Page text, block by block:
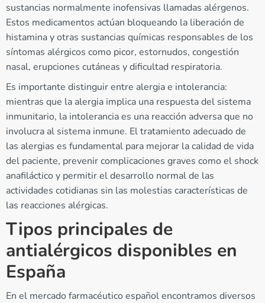
sustancias normalmente inofensivas llamadas alérgenos.
Estos medicamentos actúan bloqueando la liberación de
histamina y otras sustancias químicas responsables de los
síntomas alérgicos como picor, estornudos, congestión
nasal, erupciones cutáneas y dificultad respiratoria.
Es importante distinguir entre alergia e intolerancia:
mientras que la alergia implica una respuesta del sistema
inmunitario, la intolerancia es una reacción adversa que no
involucra al sistema inmune. El tratamiento adecuado de
las alergias es fundamental para mejorar la calidad de vida
del paciente, prevenir complicaciones graves como el shock
anafiláctico y permitir el desarrollo normal de las
actividades cotidianas sin las molestias características de
las reacciones alérgicas.
Tipos principales de
antialérgicos disponibles en
España
En el mercado farmacéutico español encontramos diversos